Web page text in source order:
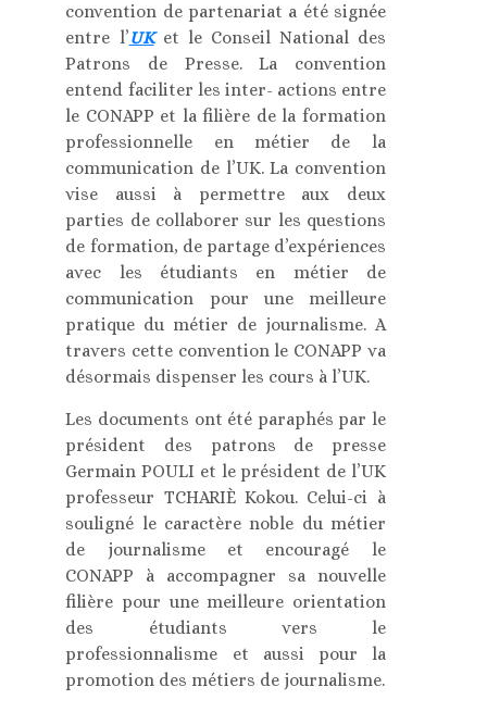
convention de partenariat a été signée
entre l’UK et le Conseil National des
Patrons de Presse. La convention
entend faciliter les inter- actions entre
le CONAPP et la filière de la formation
professionnelle en métier de la
communication de l’UK. La convention
vise aussi à permettre aux deux
parties de collaborer sur les questions
de formation, de partage d’expériences
avec les étudiants en métier de
communication pour une meilleure
pratique du métier de journalisme. A
travers cette convention le CONAPP va
désormais dispenser les cours à l’UK.
Les documents ont été paraphés par le
président des patrons de presse
Germain POULI et le président de l’UK
professeur TCHARIÈ Kokou. Celui-ci à
souligné le caractère noble du métier
de journalisme et encouragé le
CONAPP à accompagner sa nouvelle
filière pour une meilleure orientation
des étudiants vers le
professionnalisme et aussi pour la
promotion des métiers de journalisme.